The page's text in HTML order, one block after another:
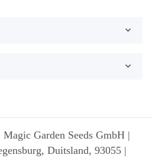
Garden Seeds GmbH |
Duitsland, 93055 |